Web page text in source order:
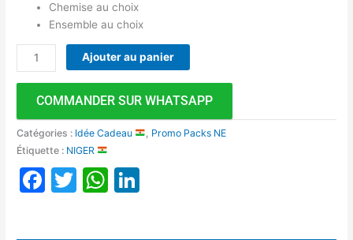
Chemise au choix
Ensemble au choix
Ajouter au panier
COMMANDER SUR WHATSAPP
Catégories : Idée Cadeau
Promo Packs NE
Étiquette : NIGER
Facebook
TwitterWhatsApp